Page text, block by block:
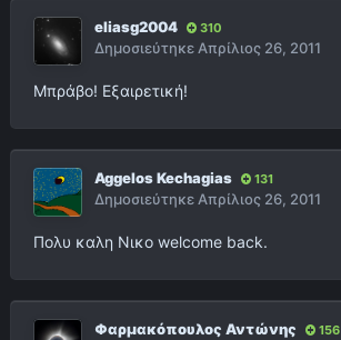
eliasg2004 310
ΔημοσιεύτηκεΑπρίλιος 26, 2011
Μπράβο! Εξαιρετική!
Aggelos Kechagias 131
ΔημοσιεύτηκεΑπρίλιος 26, 2011
Πολυ καλη Νικο welcome back.
Φαρμακόπουλος Αντώνης 156